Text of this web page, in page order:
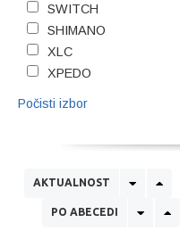
SWITCH
SHIMANO
XLC
XPEDO
Počisti izbor
AKTUALNOST
PO ABECEDI